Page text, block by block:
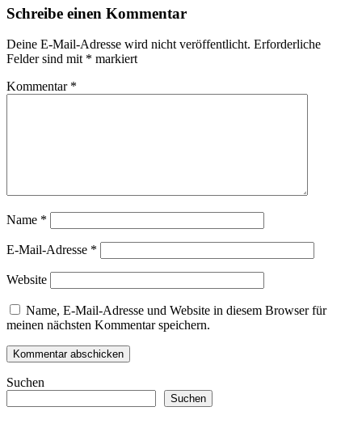
Schreibe einen Kommentar
Deine E-Mail-Adresse wird nicht veröffentlicht. Erforderliche
Felder sind mit * markiert
Kommentar *
Name *
E-Mail-Adresse *
Website
Name, E-Mail-Adresse und Website in diesem Browser für
meinen nächsten Kommentar speichern.
Suchen
Suchen